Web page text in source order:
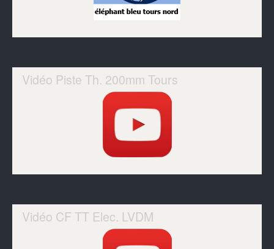
Vidéo Piste Th. 200mm Tours
Vidéo CF TT Elec. LVDM